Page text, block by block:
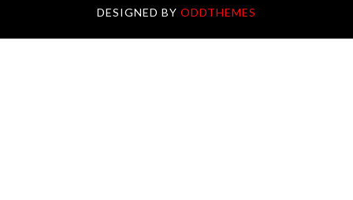
DESIGNED BY ODDTHEMES